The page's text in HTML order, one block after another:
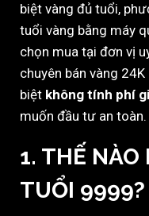
biệt vàng đủ tuổi,
tuổi vàng bằng máy
chọn mua tại đơn vị
chuyên bán vàng
biệt không tính phí
muốn đầu tư an toàn.
1. THẾ
TUỔI 9999?